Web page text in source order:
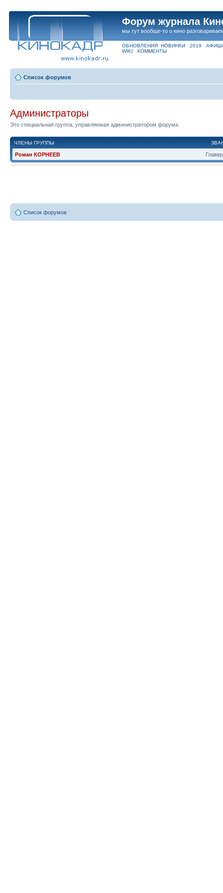
Форум журнала
мы тут вообще-то о кино
ОБНОВЛЕНИЯ НОВИНКИ 2019
WIKI
КОММЕНТЫ
Список форумов
Администраторы
Это специальная группа, управляемая администратором форума.
ЧЛЕНЫ ГРУППЫ
Роман КОРНЕЕВ
Список форумов